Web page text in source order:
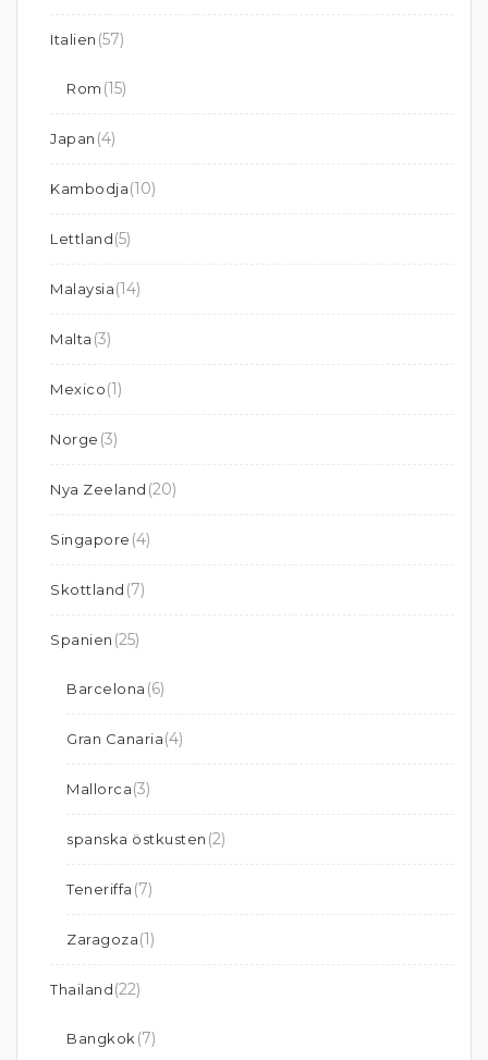
Italien (57)
Rom (15)
Japan (4)
Kambodja(10)
Lettland(5)
Malaysia(14)
Malta (3)
Mexico(1)
Norge (3)
Nya Zeeland (20)
Singapore (4)
Skottland (7)
Spanien (25)
Barcelona (6)
Gran Canaria(4)
Mallorca(3)
spanska östkusten (2)
Teneriffa (7)
Zaragoza(1)
Thailand(22)
Bangkok (7)